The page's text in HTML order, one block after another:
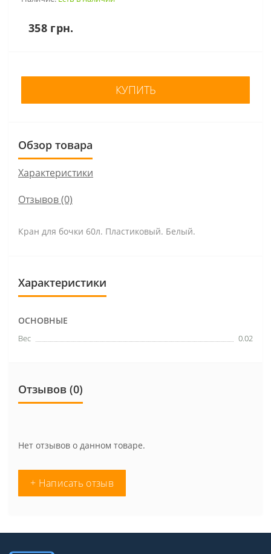
358 грн.
КУПИТЬ
Обзор товара
Характеристики
Отзывов (0)
Кран для бочки 60л. Пластиковый. Белый.
Характеристики
ОСНОВНЫЕ
Вес 0.02
Отзывов (0)
Нет отзывов о данном товаре.
+ Написать отзыв